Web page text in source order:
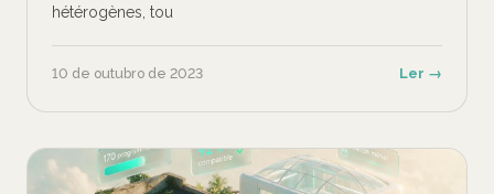
hétérogènes, tou
10 de outubro de 2023 Ler →